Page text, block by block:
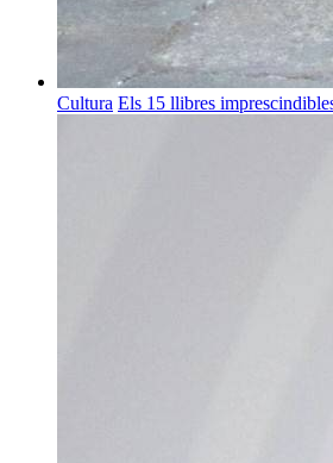
Cultura Els 15 llibres